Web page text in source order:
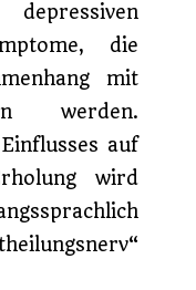
die
mit
werden.
auf
wird